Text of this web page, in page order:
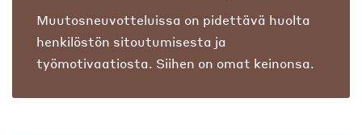
Muutosneuvotteluissa on pidettävä huolta
henkilöstön sitoutumisesta ja
työmotivaatiosta. Siihen on omat keinonsa.